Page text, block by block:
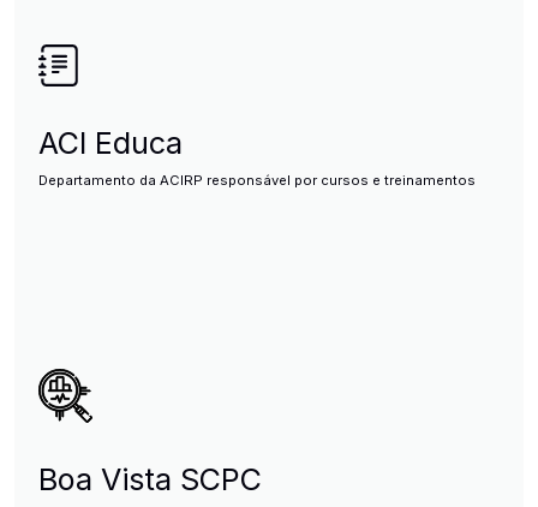
ACI Educa
Departamento da ACIRP responsável por cursos e treinamentos
Boa Vista SCPC